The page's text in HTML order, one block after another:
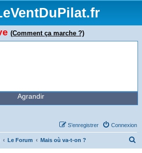
(Comment ça marche ?)
Agrandir
Connexion
S’enregistrer
Le Forum Mais où va-t-on ?